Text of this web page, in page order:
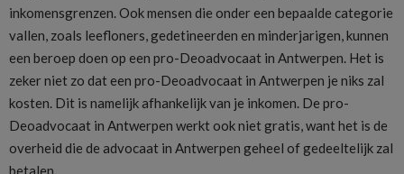
inkomensgrenzen. Ook mensen die onder een bepaalde categorie
vallen, zoals leefloners, gedetineerden en minderjarigen, kunnen
een beroep doen op een pro-Deoadvocaat in Antwerpen. Het is
zeker niet zo dat een pro-Deoadvocaat in Antwerpen je niks zal
kosten. Dit is namelijk afhankelijk van je inkomen. De pro-
Deoadvocaat in Antwerpen werkt ook niet gratis, want het is de
overheid die de advocaat in Antwerpen geheel of gedeeltelijk zal
betalen.